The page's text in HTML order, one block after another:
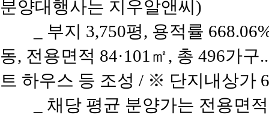
분양대행사는 지우알앤씨)
_ 부지 3,750평, 용적률
동, 전용면적 84·101㎡, 총 496가
트 하우스 등 조성 / ※ 단지내상가
_ 채당 평균 분양가는 전용면